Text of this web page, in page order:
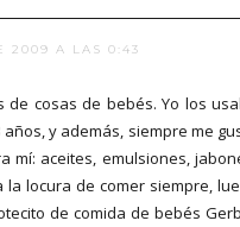
2009 A LAS 0:43
de cosas de bebés. Yo los
y además, siempre me
mí: aceites, emulsiones,
locura de comer siempre,
de comida de bebés